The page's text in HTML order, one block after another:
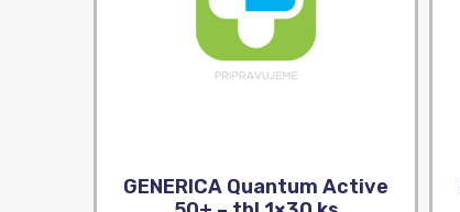
GENERICA Quantum Active